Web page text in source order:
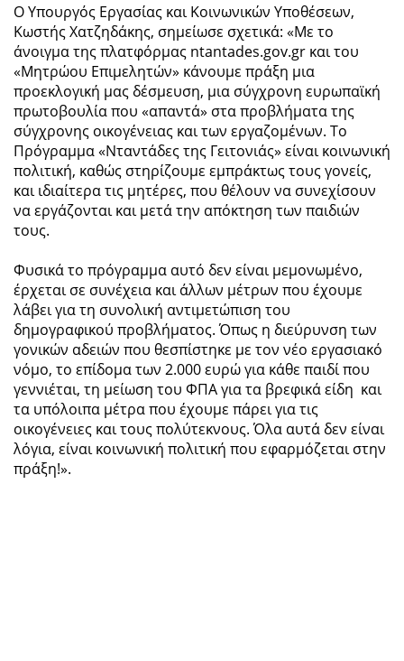
Ο Υπουργός Εργασίας και Κοινωνικών Υποθέσεων,
Κωστής Χατζηδάκης, σημείωσε σχετικά: «Με το
άνοιγμα της πλατφόρμας ntantades.gov.gr και του
«Μητρώου Επιμελητών» κάνουμε πράξη μια
προεκλογική μας δέσμευση, μια σύγχρονη ευρωπαϊκή
πρωτοβουλία που «απαντά» στα προβλήματα της
σύγχρονης οικογένειας και των εργαζομένων. Το
Πρόγραμμα «Νταντάδες της Γειτονιάς» είναι κοινωνική
πολιτική, καθώς στηρίζουμε εμπράκτως τους γονείς,
και ιδιαίτερα τις μητέρες, που θέλουν να συνεχίσουν
να εργάζονται και μετά την απόκτηση των παιδιών
τους.
Φυσικά το πρόγραμμα αυτό δεν είναι μεμονωμένο,
έρχεται σε συνέχεια και άλλων μέτρων που έχουμε
λάβει για τη συνολική αντιμετώπιση του
δημογραφικού προβλήματος. Όπως η διεύρυνση των
γονικών αδειών που θεσπίστηκε με τον νέο εργασιακό
νόμο, το επίδομα των 2.000 ευρώ για κάθε παιδί που
γεννιέται, τη μείωση του ΦΠΑ για τα βρεφικά είδη και
τα υπόλοιπα μέτρα που έχουμε πάρει για τις
οικογένειες και τους πολύτεκνους. Όλα αυτά δεν είναι
λόγια, είναι κοινωνική πολιτική που εφαρμόζεται στην
πράξη!».